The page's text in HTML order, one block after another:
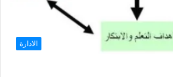
الادارة